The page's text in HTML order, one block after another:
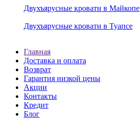
Двухъярусные кровати в Майкопе
Двухъярусные кровати в Туапсе
Главная
Доставка и оплата
Возврат
Гарантия низкой цены
Акции
Контакты
Кредит
Блог